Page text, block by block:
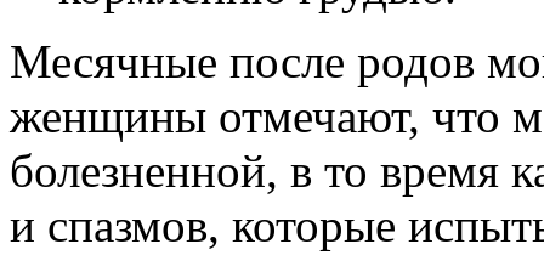
Месячные после родов
женщины отмечают, что
болезненной, в то время
и спазмов, которые